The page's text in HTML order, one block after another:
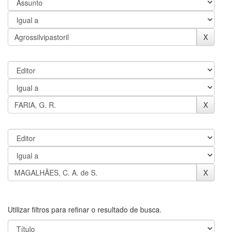
Utilizar filtros para refinar o resultado de busca.